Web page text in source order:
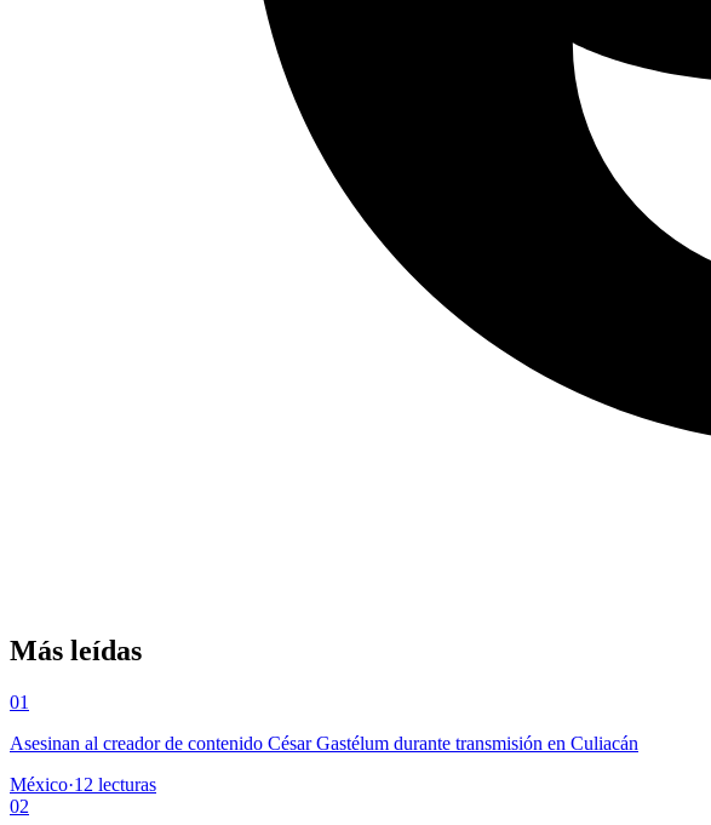
Más leídas
01
Asesinan al creador de contenido César Gastélum durante transmisión en Culiacán
México·12 lecturas
02